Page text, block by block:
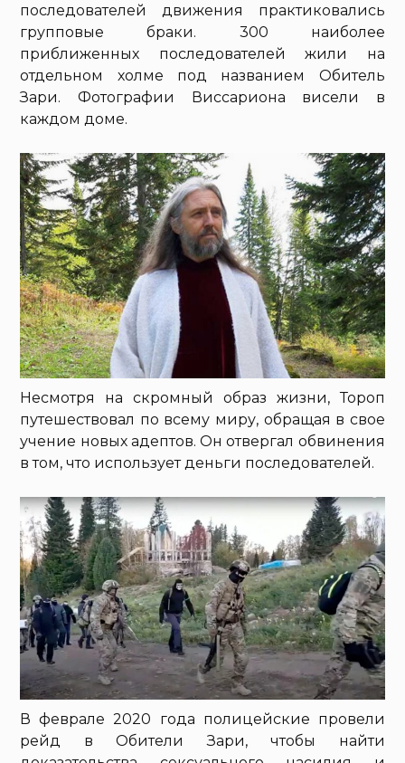
последователей движения практиковались
групповые браки. 300 наиболее
приближенных последователей жили на
отдельном холме под названием Обитель
Зари. Фотографии Виссариона висели в
каждом доме.
Несмотря на скромный образ жизни, Тороп
путешествовал по всему миру, обращая в свое
учение новых адептов. Он отвергал обвинения
в том, что использует деньги последователей.
В феврале 2020 года полицейские провели
рейд в Обители Зари, чтобы найти